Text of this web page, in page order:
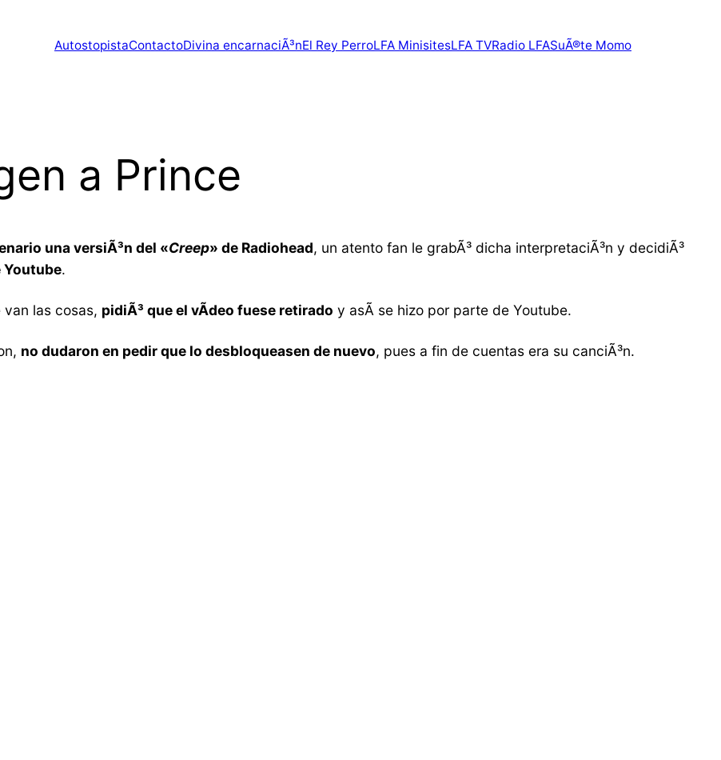
AutostopistaContactoDivina encarnaciÃ³nEl Rey PerroLFA MinisitesLFA TVRadio LFASuÃ®te Momo
a Prince
una versiÃ³n del «Creep» de Radiohead, un atento fan le grabÃ³ dicha interpretaciÃ³n y decidiÃ³
Youtube.
las cosas, pidiÃ³ que el vÃ­deo fuese retirado y asÃ­ se hizo por parte de Youtube.
no dudaron en pedir que lo desbloqueasen de nuevo, pues a fin de cuentas era su canciÃ³n.